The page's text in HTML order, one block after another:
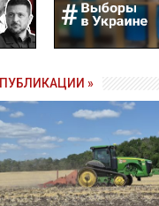
ПУБЛИКАЦИИ »